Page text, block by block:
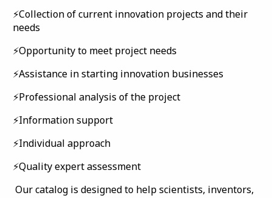
⚡️Collection of current innovation projects and their
needs
⚡️Opportunity to meet project needs
⚡️Assistance in starting innovation businesses
⚡️Professional analysis of the project
⚡️Information support
⚡️Individual approach
⚡️Quality expert assessment
Our catalog is designed to help scientists, inventors,